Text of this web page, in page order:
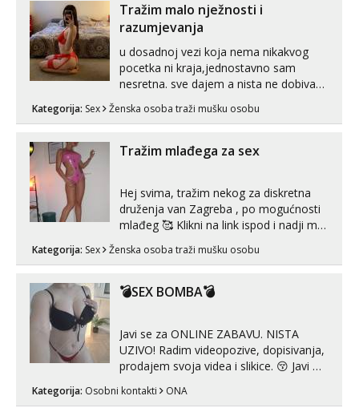
Tražim malo nježnosti i
razumjevanja
u dosadnoj vezi koja nema nikakvog
pocetka ni kraja,jednostavno sam
nesretna. sve dajem a nista ne dobivam
zadovoljiti moje potrebe,ne trazim puno
volim njezan seks i njezne poljupce po
tijelu koji me jako pale,obozavam kad
Kategorija: Sex Ženska osoba traži mušku osobu
Tražim mlađega za sex
Hej svima, tražim nekog za diskretna
druženja van Zagreba , po mogućnosti
mlađeg 🥰 Klikni na link ispod i nadji me
Kategorija: Sex Ženska osoba traži mušku osobu
💣SEX BOMBA💣
Javi se za ONLINE ZABAVU. NISTA
UZIVO! Radim videopozive, dopisivanja,
prodajem svoja videa i slikice. 😚 Javi mi
Telegram. +385 91 723 0045
Kategorija: Osobni kontakti ONA